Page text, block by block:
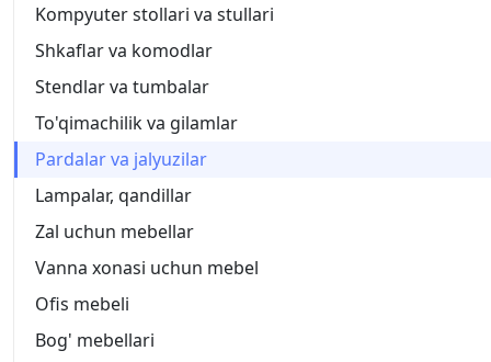
Kompyuter stollari va stullari
Shkaflar va komodlar
Stendlar va tumbalar
To'qimachilik va gilamlar
Pardalar va jalyuzilar
Lampalar, qandillar
Zal uchun mebellar
Vanna xonasi uchun mebel
Ofis mebeli
Bog' mebellari